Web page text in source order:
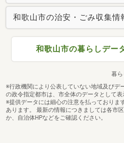
和歌山市の治安・ごみ収集情
和歌山市の暮らしデー
暮ら
※行政機関により公表していない地域及びデ
の政令指定都市は、市全体のデータとして表
※提供データには細心の注意を払っておりま
あります。 最新の情報につきましては各市
か、自治体HPなどをご確認ください。